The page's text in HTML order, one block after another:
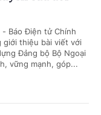
Báo Điện tử Chính
giới thiệu bài viết với
Đảng bộ Bộ Ngoại
vững mạnh, góp...